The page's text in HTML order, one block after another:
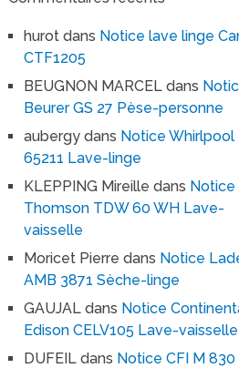
hurot dans Notice lave linge
CTF1205
BEUGNON MARCEL dans
Beurer GS 27 Pèse-personne
aubergy dans Notice Whirlpool
65211 Lave-linge
KLEPPING Mireille dans Notice
Thomson TDW 60 WH Lave-
vaisselle
Moricet Pierre dans Notice
AMB 3871 Sèche-linge
GAUJAL dans Notice
Edison CELV105 Lave-vaisselle
DUFEIL dans Notice CFI M 830